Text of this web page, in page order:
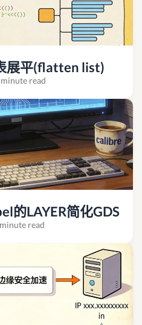
展平(flatten list)
read
的LAYER简化GDS
read